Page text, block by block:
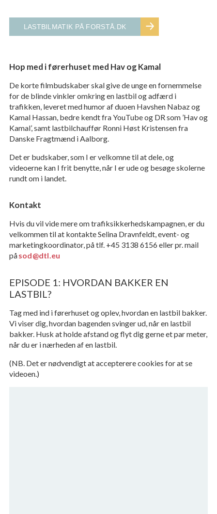
LASTBILMATIK PÅ FORSTÅ.DK
Hop med i førerhuset med Hav og Kamal
De korte filmbudskaber skal give de unge en fornemmelse
for de blinde vinkler omkring en lastbil og adfærd i
trafikken, leveret med humor af duoen Havshen Nabaz og
Kamal Hassan, bedre kendt fra YouTube og DR som ’Hav og
Kamal’, samt lastbilchauffør Ronni Høst Kristensen fra
Danske Fragtmænd i Aalborg.
Det er budskaber, som I er velkomne til at dele, og
videoerne kan I frit benytte, når I er ude og besøge skolerne
rundt om i landet.
Kontakt
Hvis du vil vide mere om trafiksikkerhedskampagnen, er du
velkommen til at kontakte Selina Dravnfeldt, event- og
marketingkoordinator, på tlf. +45 3138 6156 eller pr. mail
påsod@dtl.eu
EPISODE 1: HVORDAN BAKKER EN
LASTBIL?
Tag med ind i førerhuset og oplev, hvordan en lastbil bakker.
Vi viser dig, hvordan bagenden svinger ud, når en lastbil
bakker. Husk at holde afstand og flyt dig gerne et par meter,
når du er i nærheden af en lastbil.
(NB. Det er nødvendigt at accepterere cookies for at se
videoen.)